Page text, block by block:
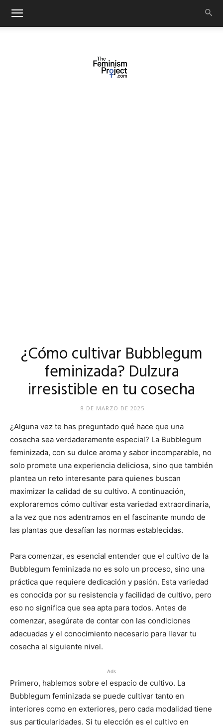
¿Cómo cultivar Bubblegum
feminizada? Dulzura
irresistible en tu cosecha
8 DE MARZO DE 2025
¿Alguna vez te has preguntado qué hace que una
cosecha sea verdaderamente especial? La Bubblegum
feminizada, con su dulce aroma y sabor incomparable, no
solo promete una experiencia deliciosa, sino que también
plantea un reto interesante para quienes buscan
maximizar la calidad de su cultivo. A continuación,
exploraremos cómo cultivar esta variedad extraordinaria,
a la vez que nos adentramos en el fascinante mundo de
las plantas que desafían las normas establecidas.
Para comenzar, es esencial entender que el cultivo de la
Bubblegum feminizada no es solo un proceso, sino una
práctica que requiere dedicación y pasión. Esta variedad
es conocida por su resistencia y facilidad de cultivo, pero
eso no significa que sea apta para todos. Antes de
comenzar, asegúrate de contar con las condiciones
adecuadas y el conocimiento necesario para llevar tu
cosecha al siguiente nivel.
Ads
Primero, hablemos sobre el espacio de cultivo. La
Bubblegum feminizada se puede cultivar tanto en
interiores como en exteriores, pero cada modalidad tiene
sus particularidades. Si tu elección es el cultivo en